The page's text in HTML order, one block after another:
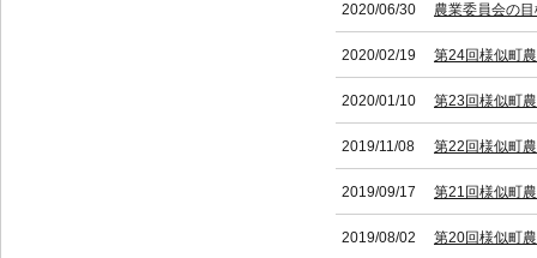
2020/06/30 農業委員会の
2020/02/19 第24回様似町
2020/01/10 第23回様似町
2019/11/08 第22回様似町
2019/09/17 第21回様似町
2019/08/02 第20回様似町